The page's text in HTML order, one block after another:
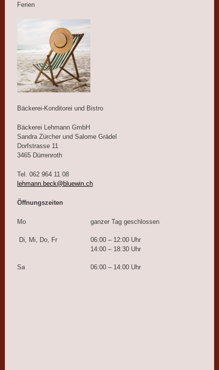
Ferien
Bäckerei-Konditorei und Bistro
Bäckerei Lehmann GmbH
Sandra Zürcher und Salome Grädel
Dorfstrasse 11
3465 Dürrenroth
Tel. 062 964 11 08
lehmann.beck@bluewin.ch
Öffnungszeiten
Mo ganzer Tag geschlossen
Di, Mi, Do, Fr
06:00 – 12:00 Uhr
14:00 – 18:30 Uhr
Sa 06:00 – 14:00 Uhr